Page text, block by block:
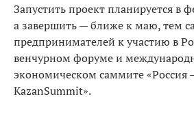
Запустить проект планируется в
а завершить — ближе к маю, тем
предпринимателей к участию в
венчурном форуме и
экономическом саммите
KazanSummit».